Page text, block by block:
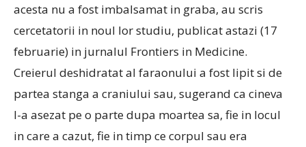
acesta nu a fost imbalsamat in graba, au scris
cercetatorii in noul lor studiu, publicat astazi (17
februarie) in jurnalul Frontiers in Medicine.
Creierul deshidratat al faraonului a fost lipit si de
partea stanga a craniului sau, sugerand ca cineva
l-a asezat pe o parte dupa moartea sa, fie in locul
in care a cazut, fie in timp ce corpul sau era